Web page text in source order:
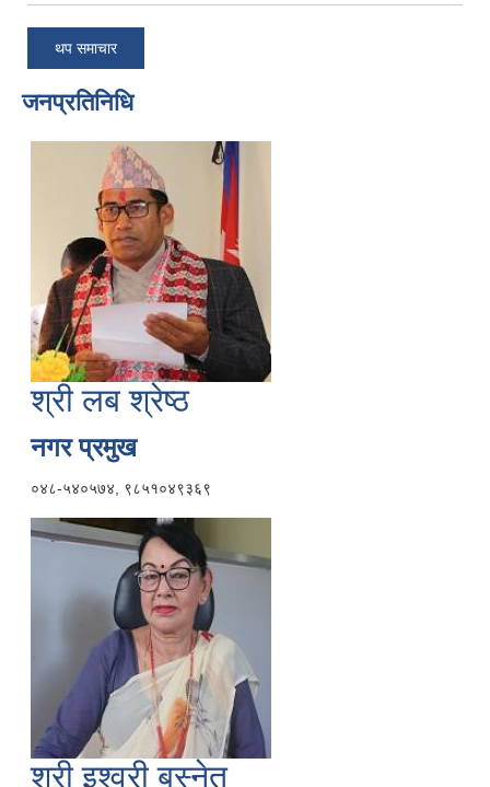
थप समाचार
जनप्रतिनिधि
श्री लब श्रेष्ठ
नगर प्रमुख
०४८-५४०५७४, ९८५१०४९३६९
श्री इश्वरी बस्नेत